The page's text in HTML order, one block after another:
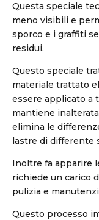
Questa speciale
meno visibili e
sporco e i graffiti
residui.
Questo speciale
materiale trattato
essere applicato a
mantiene
elimina le
lastre di differente
Inoltre fa apparire
richiede un carico
pulizia e
Questo processo